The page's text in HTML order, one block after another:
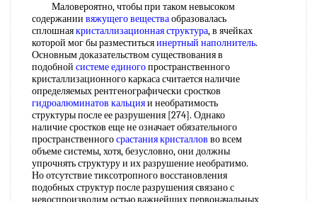
Маловероятно, чтобы при таком невысоком
содержании вяжущего веществаобразовалась
сплошнаякристаллизационная структура, в ячейках
которой мог бы разместитьсяинертный наполнитель.
Основным доказательством существования в
подобной системе единогопространственного
кристаллизационного каркаса считается наличие
определяемых рентгенографически сростков
гидроалюминатов кальцияи необратимость
структуры после ее разрушения [274]. Однако
наличие сростков еще не означает обязательного
пространственногосрастания кристаллов во всем
объеме системы, хотя, безусловно, они должны
упрочнять структуру и их разрушение необратимо.
Но отсутствие тиксотропного восстановления
подобных структур после разрушения связано с
невоспроизводим остью важнейших первоначальных